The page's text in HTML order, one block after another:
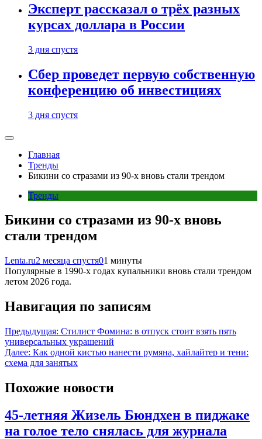
Эксперт рассказал о трёх разных
курсах доллара в России
3 дня спустя
Сбер проведет первую собственную
конференцию об инвестициях
3 дня спустя
Главная
Тренды
Бикини со стразами из 90-х вновь стали трендом
Тренды
Бикини со стразами из 90-х вновь
стали трендом
Lenta.ru2 месяца спустя01 минуты
Популярные в 1990-х годах купальники вновь стали трендом
летом 2026 года.
Навигация по записям
Предыдущая: Стилист Фомина: в отпуск стоит взять пять
универсальных украшений
Далее: Как одной кистью нанести румяна, хайлайтер и тени:
схема для занятых
Похожие новости
45-летняя Жизель Бюндхен в пиджаке
на голое тело снялась для журнала